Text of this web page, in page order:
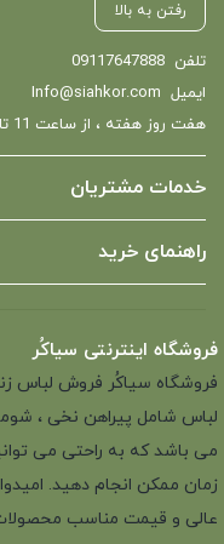
رفتن به بالا
تلفن 09117647888
ایمیل Info@siahkor.com
هفت روز هفته ، از ساعت 11 تا 22 پاسخگوی شما هستیم.
خدمات مشتریان
راهنمای خرید
فروشگاه اینترنتی سیاکُر
لباس شامل پیراهن نخی ،
می باشد که به راحتی می
زمان ممکن انجام دهید.
عالی و قیمت مناسب محصولات